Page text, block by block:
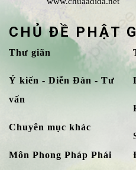
CHỦ ĐỀ PHẬT
Thư giãn
Ý kiến - Diễn Đàn - Tư
vấn
Chuyên mục khác
Môn Phong Pháp Phái